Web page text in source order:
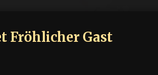
Fröhlicher Gast